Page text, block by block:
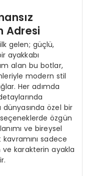
Adresi
gelen; güçlü,
ayakkabı
alan bu botlar,
modern stil
Her adımda
dünyasında özel bir
özgün
ve bireysel
kavramını sadece
ve karakterin ayakla